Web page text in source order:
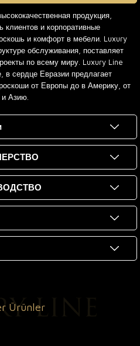
продукция,
клиентов и корпоративные
и комфорт в мебели. Luxury
обслуживания, поставляет
по всему миру. Luxury Line
в сердце Евразии предлагает
от Европы до в Америку, от
Азию.
Ürünler